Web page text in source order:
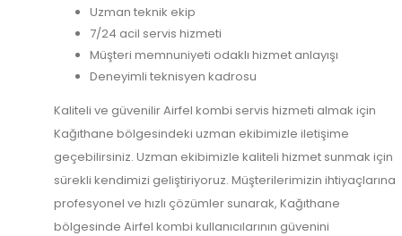
Uzman teknik ekip
7/24 acil servis hizmeti
Müşteri memnuniyeti odaklı hizmet anlayışı
Deneyimli teknisyen kadrosu
Kaliteli ve güvenilir Airfel kombi servis hizmeti almak için
Kağıthane bölgesindeki uzman ekibimizle iletişime
geçebilirsiniz. Uzman ekibimizle kaliteli hizmet sunmak için
sürekli kendimizi geliştiriyoruz. Müşterilerimizin ihtiyaçlarına
profesyonel ve hızlı çözümler sunarak, Kağıthane
bölgesinde Airfel kombi kullanıcılarının güvenini